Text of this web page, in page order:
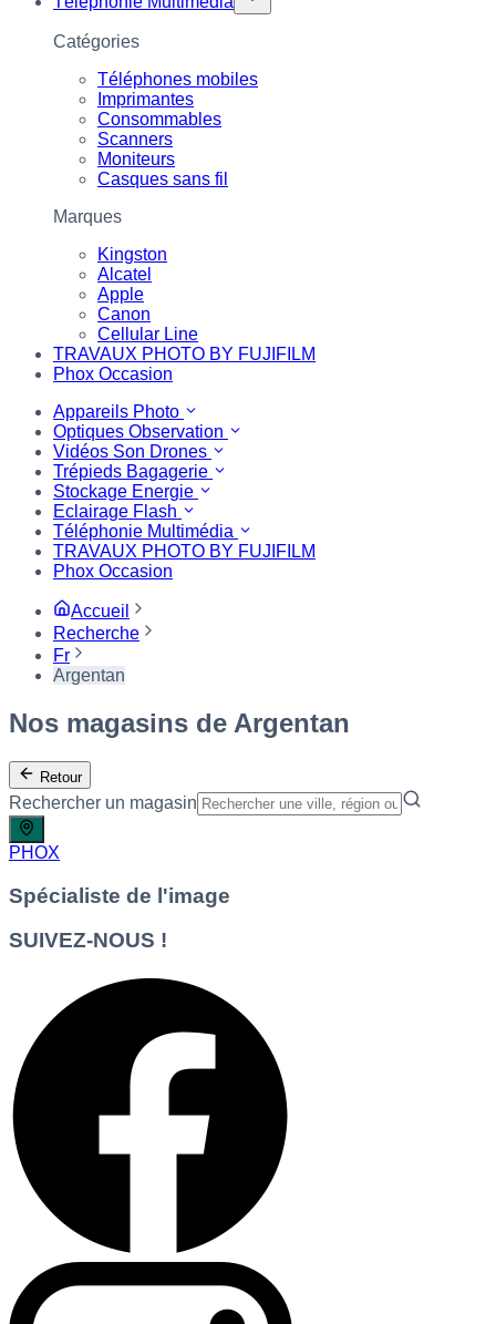
Catégories
Téléphones mobiles
Imprimantes
Consommables
Scanners
Moniteurs
Casques sans fil
Marques
Kingston
Alcatel
Apple
Canon
Cellular Line
TRAVAUX PHOTO BY FUJIFILM
Phox Occasion
Appareils Photo
Optiques Observation
Vidéos Son Drones
Trépieds Bagagerie
Stockage Energie
Eclairage Flash
Téléphonie Multimédia
TRAVAUX PHOTO BY FUJIFILM
Phox Occasion
Accueil
Recherche
Fr
Argentan
Nos magasins de Argentan
Retour
Rechercher un magasin
PHOX
Spécialiste de l'image
SUIVEZ-NOUS !